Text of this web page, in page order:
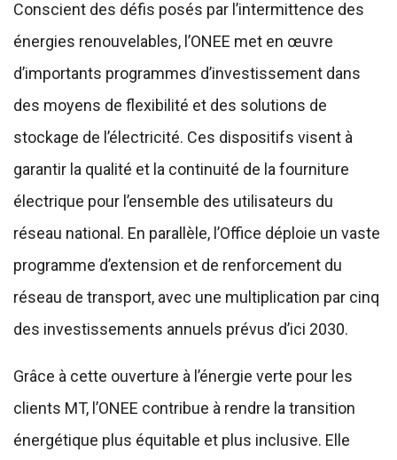
Conscient des défis posés par l’intermittence des
énergies renouvelables, l’ONEE met en œuvre
d’importants programmes d’investissement dans
des moyens de flexibilité et des solutions de
stockage de l’électricité. Ces dispositifs visent à
garantir la qualité et la continuité de la fourniture
électrique pour l’ensemble des utilisateurs du
réseau national. En parallèle, l’Office déploie un vaste
programme d’extension et de renforcement du
réseau de transport, avec une multiplication par cinq
des investissements annuels prévus d’ici 2030.
Grâce à cette ouverture à l’énergie verte pour les
clients MT, l’ONEE contribue à rendre la transition
énergétique plus équitable et plus inclusive. Elle